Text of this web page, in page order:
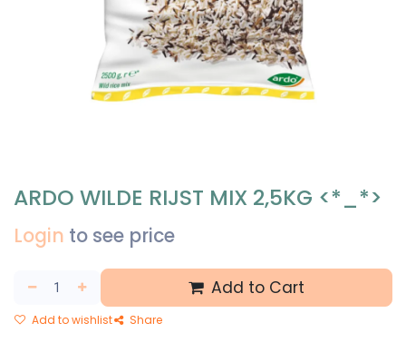
ARDO WILDE RIJST MIX 2,5KG <*_*>
Login to see price
Add to Cart
Add to wishlist Share